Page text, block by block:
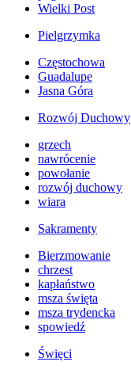
Wielki Post
Pielgrzymka
Częstochowa
Guadalupe
Jasna Góra
Rozwój Duchowy
grzech
nawrócenie
powołanie
rozwój duchowy
wiara
Sakramenty
Bierzmowanie
chrzest
kapłaństwo
msza święta
msza trydencka
spowiedź
Święci